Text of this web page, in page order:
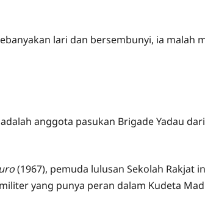
lari dan bersembunyi, ia malah
anggota pasukan Brigade Yadau
(1967), pemuda lulusan Sekolah Rakjat
yang punya peran dalam Kudeta